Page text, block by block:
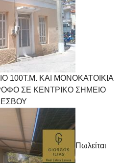
100Τ.Μ. ΚΑΙ ΜΟΝΟΚΑΤΟΙΚΙΑ
ΣΕ ΚΕΝΤΡΙΚΟ ΣΗΜΕΙΟ
Πωλείται